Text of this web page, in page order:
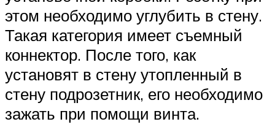
этом необходимо углубить в стену.
Такая категория имеет съемный
коннектор. После того, как
установят в стену утопленный в
стену подрозетник, его необходимо
зажать при помощи винта.